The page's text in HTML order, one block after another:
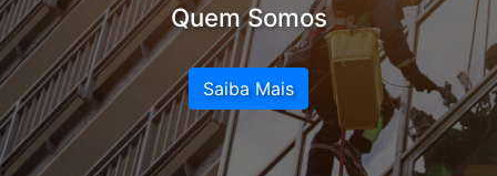
Por que IRATA Brasil?
Saiba Mais